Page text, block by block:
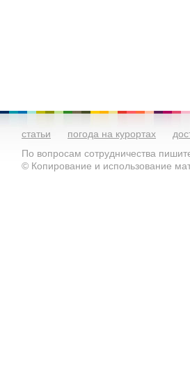
статьи погода на курортах
По вопросам сотрудничества
© Копирование и использование